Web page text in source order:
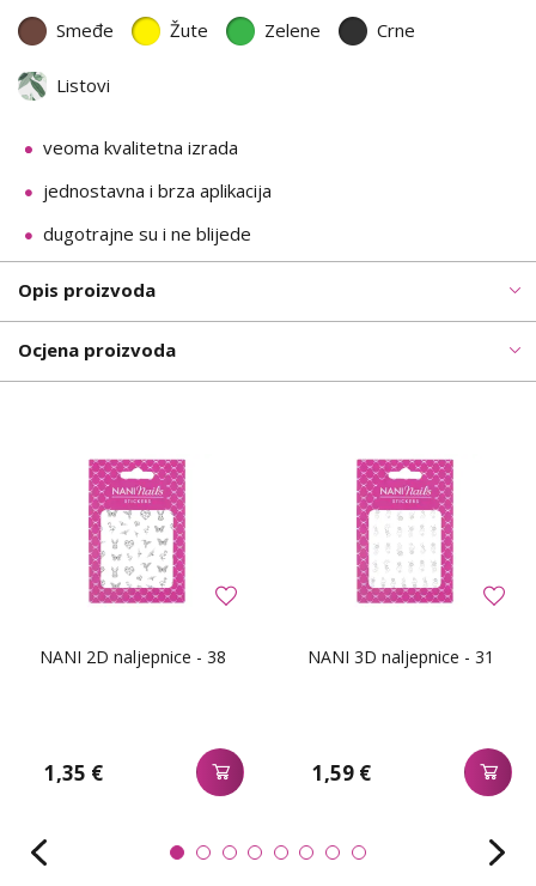
Smeđe Žute Zelene Crne
Listovi
veoma kvalitetna izrada
jednostavna i brza aplikacija
dugotrajne su i ne blijede
Opis proizvoda
Ocjena proizvoda
NANI 2D naljepnice - 38
1,35 €
NANI 3D naljepnice - 31
1,59 €